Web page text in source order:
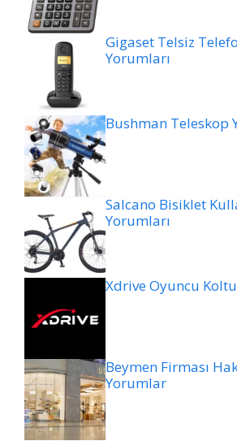
Gigaset Telsiz
Yorumları
Bushman Teleskop
Salcano Bisiklet
Yorumları
Xdrive Oyuncu
Beymen Firması
Yorumlar